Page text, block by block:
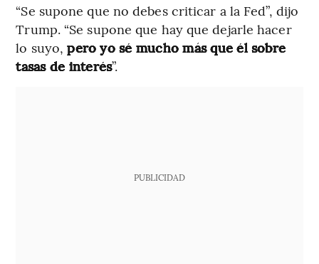
“Se supone que no debes criticar a la Fed”, dijo
Trump. “Se supone que hay que dejarle hacer
lo suyo,pero yo sé mucho más que él sobre
tasas de interés”.
PUBLICIDAD